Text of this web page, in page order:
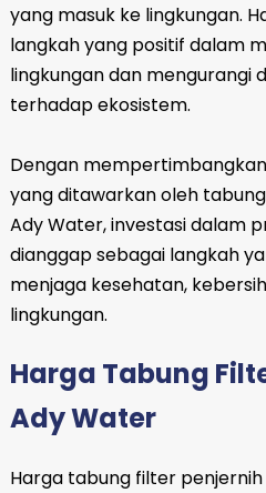
yang masuk ke lingkungan.
langkah yang positif dalam
lingkungan dan mengurangi
terhadap ekosistem.
Dengan
yang ditawarkan oleh
Ady Water, investasi dalam
dianggap sebagai langkah
menjaga kesehatan,
lingkungan.
Harga Tabung
Ady Water
Harga tabung filter